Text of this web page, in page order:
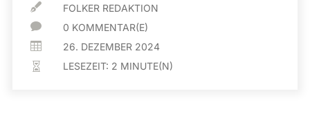
 FOLKER REDAKTION
 0 KOMMENTAR(E)
 26. DEZEMBER 2024
 LESEZEIT: 2 MINUTE(N)